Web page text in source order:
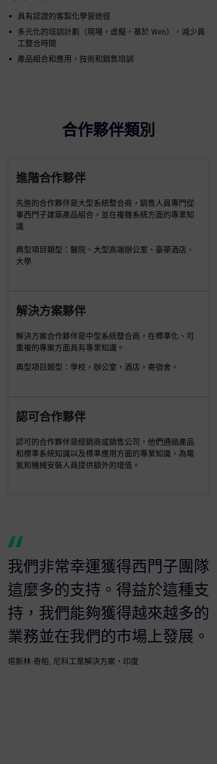
具有認證的客製化學習途徑
多元化的培訓計劃（現場，虛擬，基於 Web），減少員
工整合時間
產品組合和應用，技術和銷售培訓
合作夥伴類別
進階合作夥伴
先進的合作夥伴是大型系統整合商，銷售人員專門從
事西門子建築產品組合，並在複雜系統方面的專業知
識
典型項目類型：醫院、大型高端辦公室、豪華酒店、
大學
解決方案夥伴
解決方案合作夥伴是中型系統整合商，在標準化、可
重複的專案方面具有專業知識。
典型項目類型：學校，辦公室，酒店，寄宿舍。
認可合作夥伴
認可的合作夥伴是經銷商或銷售公司，他們通過產品
和標準系統知識以及標準應用方面的專業知識，為電
氣和機械安裝人員提供額外的增值。
我們非常幸運獲得西門子團隊
這麼多的支持。得益於這種支
持，我們能夠獲得越來越多的
業務並在我們的市場上發展。
塔斯林·奇帕, 尼科工業解決方案，印度